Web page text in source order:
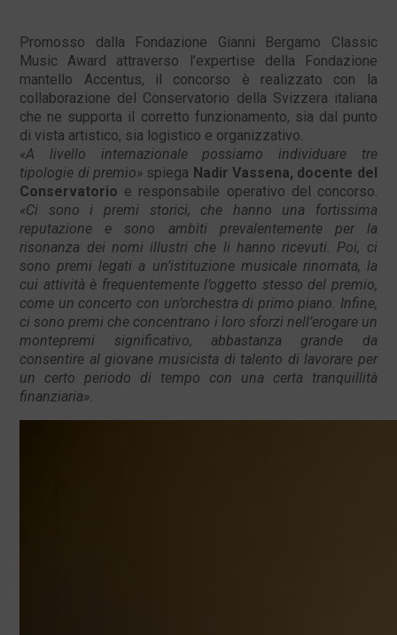
Promosso dalla Fondazione Gianni Bergamo Classic
Music Award attraverso l’expertise della Fondazione
mantello Accentus, il concorso è realizzato con la
collaborazione del Conservatorio della Svizzera italiana
che ne supporta il corretto funzionamento, sia dal punto
di vista artistico, sia logistico e organizzativo.
«A livello internazionale possiamo individuare tre
tipologie di premio» spiega Nadir Vassena, docente del
Conservatorio e responsabile operativo del concorso.
«Ci sono i premi storici, che hanno una fortissima
reputazione e sono ambìti prevalentemente per la
risonanza dei nomi illustri che li hanno ricevuti. Poi, ci
sono premi legati a un’istituzione musicale rinomata, la
cui attività è frequentemente l’oggetto stesso del premio,
come un concerto con un’orchestra di primo piano. Infine,
ci sono premi che concentrano i loro sforzi nell’erogare un
montepremi significativo, abbastanza grande da
consentire al giovane musicista di talento di lavorare per
un certo periodo di tempo con una certa tranquillità
finanziaria»